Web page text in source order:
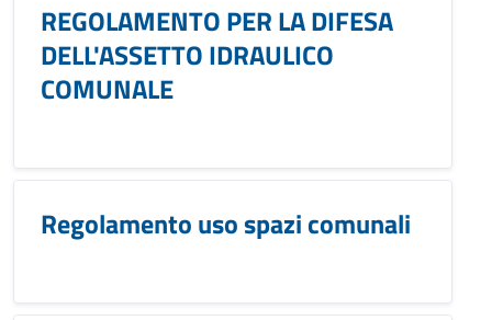
REGOLAMENTO PER LA DIFESA
DELL'ASSETTO IDRAULICO
COMUNALE
Regolamento uso spazi comunali